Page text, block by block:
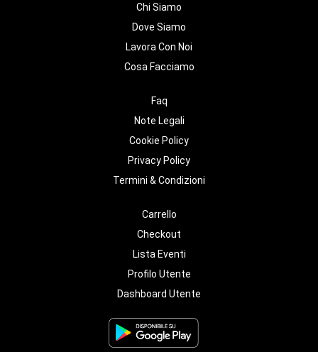
Chi Siamo
Dove Siamo
Lavora Con Noi
Cosa Facciamo
Faq
Note Legali
Cookie Policy
Privacy Policy
Termini & Condizioni
Carrello
Checkout
Lista Eventi
Profilo Utente
Dashboard Utente